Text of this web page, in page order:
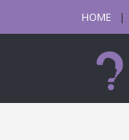
HOME